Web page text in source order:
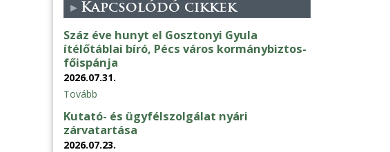
Kapcsolódó cikkek
Száz éve hunyt el Gosztonyi Gyula
ítélőtáblai bíró, Pécs város kormánybiztos-
főispánja
2026.07.31.
Tovább
Kutató- és ügyfélszolgálat nyári
zárvatartása
2026.07.23.